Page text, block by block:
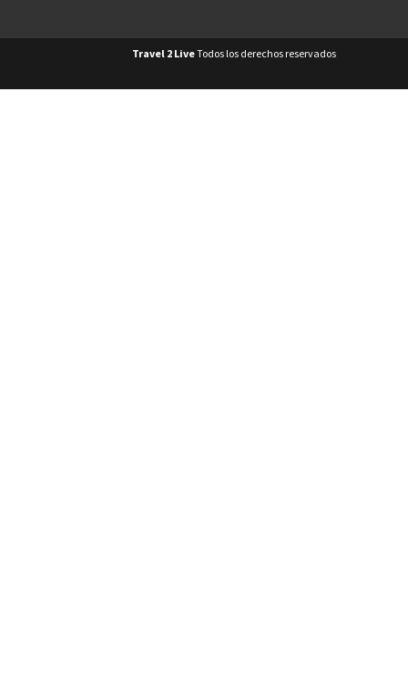
Travel 2 LiveTodos los derechos reservados